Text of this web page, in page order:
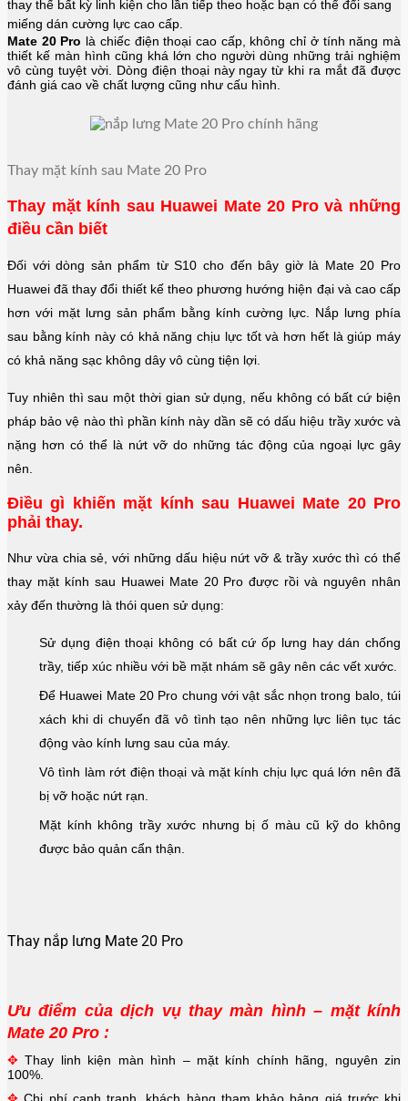
thay thế bất kỳ linh kiện cho lần tiếp theo hoặc bạn có thể đổi sang
miếng dán cường lực cao cấp.
Mate 20 Pro là chiếc điện thoại cao cấp, không chỉ ở tính năng mà
thiết kế màn hình cũng khá lớn cho người dùng những trải nghiệm
vô cùng tuyệt vời. Dòng điện thoại này ngay từ khi ra mắt đã được
đánh giá cao về chất lượng cũng như cấu hình.
Thay mặt kính sau Mate 20 Pro
Thay mặt kính sau Huawei Mate 20 Pro và những
điều cần biết
Đối với dòng sản phẩm từ S10 cho đến bây giờ là Mate 20 Pro
Huawei đã thay đổi thiết kế theo phương hướng hiện đại và cao cấp
hơn với mặt lưng sản phẩm bằng kính cường lực. Nắp lưng phía
sau bằng kính này có khả năng chịu lực tốt và hơn hết là giúp máy
có khả năng sạc không dây vô cùng tiện lợi.
Tuy nhiên thì sau một thời gian sử dụng, nếu không có bất cứ biện
pháp bảo vệ nào thì phần kính này dần sẽ có dấu hiệu trầy xước và
nặng hơn có thể là nứt vỡ do những tác động của ngoại lực gây
nên.
Điều gì khiến mặt kính sau Huawei Mate 20 Pro
phải thay.
Như vừa chia sẻ, với những dấu hiệu nứt vỡ & trầy xước thì có thể
thay mặt kính sau Huawei Mate 20 Pro được rồi và nguyên nhân
xảy đến thường là thói quen sử dụng:
Sử dụng điện thoại không có bất cứ ốp lưng hay dán chống
trầy, tiếp xúc nhiều với bề mặt nhám sẽ gây nên các vết xước.
Để Huawei Mate 20 Pro chung với vật sắc nhọn trong balo, túi
xách khi di chuyển đã vô tình tạo nên những lực liên tục tác
động vào kính lưng sau của máy.
Vô tình làm rớt điện thoại và mặt kính chịu lực quá lớn nên đã
bị vỡ hoặc nứt rạn.
Mặt kính không trầy xước nhưng bị ố màu cũ kỹ do không
được bảo quản cẩn thận.
Thay nắp lưng Mate 20 Pro
Ưu điểm của dịch vụ thay màn hình – mặt kính
Mate 20 Pro :
✥ Thay linh kiện màn hình – mặt kính chính hãng, nguyên zin
100%.